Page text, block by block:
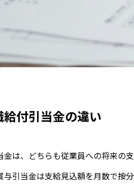
付引当金の違い
金は、どちらも従業員への将来の
引当金は支給見込額を月数で按